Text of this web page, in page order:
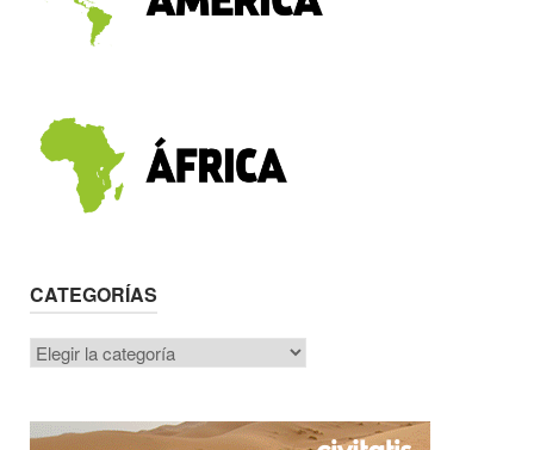
CATEGORÍAS
Categorías